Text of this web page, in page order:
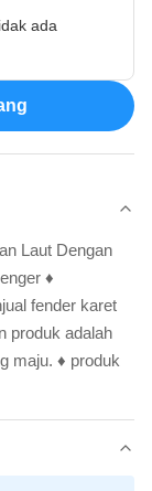
ada
Laut Dengan
♦
fender karet
produk adalah
maju. ♦ produk